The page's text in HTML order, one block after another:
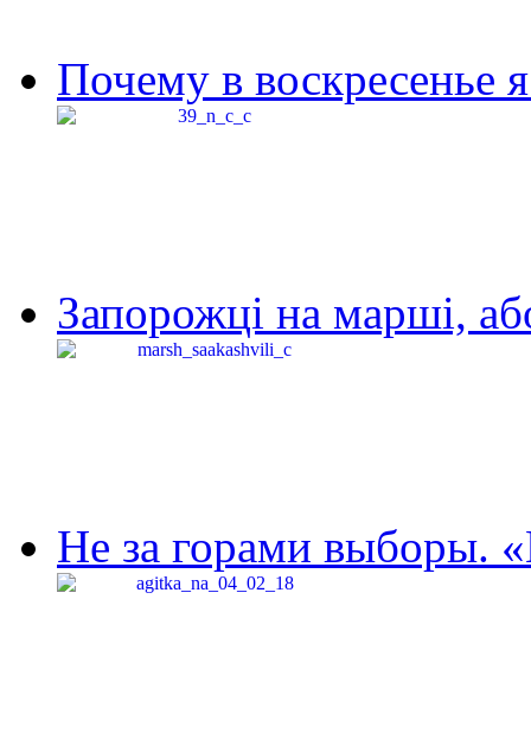
Почему в воскресенье
Запорожці на марші,
Не за горами выборы.